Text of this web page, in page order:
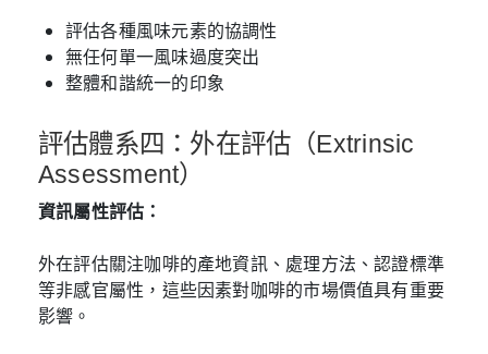
評估各種風味元素的協調性
無任何單一風味過度突出
整體和諧統一的印象
評估體系四：外在評估（Extrinsic
Assessment）
資訊屬性評估：
外在評估關注咖啡的產地資訊、處理方法、認證標準
等非感官屬性，這些因素對咖啡的市場價值具有重要
影響。